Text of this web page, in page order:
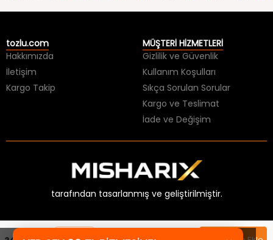
tozlu.com
Hakkımızda
İletişim
Kargo Takip
MÜŞTERİ HİZMETLERİ
Gizlilik ve Güvenlik
Kullanım Koşulları
Sıkça Sorulan Sorular
Kargo ve Teslimat
İade ve Değişim
tarafından tasarlanmış ve geliştirilmiştir.